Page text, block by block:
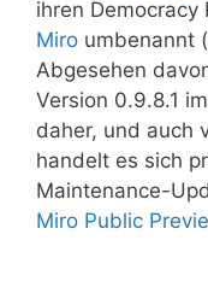
ihren Democracy
Miro umbenannt
Abgesehen
Version 0.9.8.1
daher, und auch
handelt es sich
Maintenance-
Miro Public